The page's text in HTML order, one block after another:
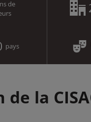
de
pays
de la